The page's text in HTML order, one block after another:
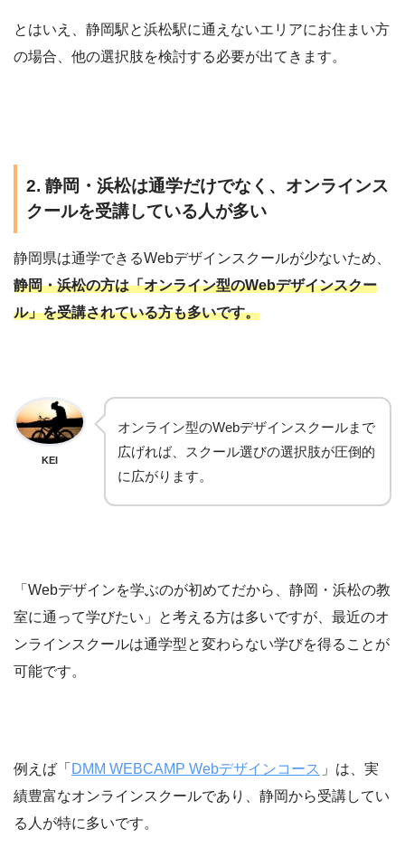
とはいえ、静岡駅と浜松駅に通えないエリアにお住まい方
の場合、他の選択肢を検討する必要が出てきます。
2. 静岡・浜松は通学だけでなく、オンラインス
クールを受講している人が多い
静岡県は通学できるWebデザインスクールが少ないため、
静岡・浜松の方は「オンライン型のWebデザインスクー
ル」を受講されている方も多いです。
KEI
オンライン型のWebデザインスクールまで
広げれば、スクール選びの選択肢が圧倒的
に広がります。
「Webデザインを学ぶのが初めてだから、静岡・浜松の教
室に通って学びたい」と考える方は多いですが、最近のオ
ンラインスクールは通学型と変わらない学びを得ることが
可能です。
例えば「 DMM WEBCAMP Webデザインコース 」は、実
績豊富なオンラインスクールであり、静岡から受講してい
る人が特に多いです。